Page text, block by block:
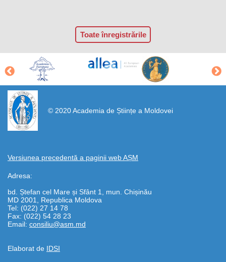
Toate înregistrările
© 2020 Academia de Științe a Moldovei
Versiunea precedentă a paginii web AȘM
Adresa:
bd. Ștefan cel Mare și Sfânt 1, mun. Chișinău
MD 2001, Republica Moldova
Tel: (022) 27 14 78
Fax: (022) 54 28 23
Email: consiliu@asm.md
Elaborat de IDSI
https://propletenie.ru/